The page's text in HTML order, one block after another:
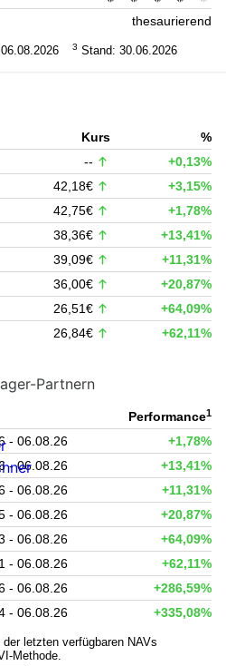
thesaurierend
3 Stand: 30.06.2026
Kurs
%
--
+0,13%
42,18€
+3,15%
42,75€
+1,78%
38,36€
+13,41%
39,09€
+11,31%
36,00€
+20,87%
26,51€
+64,09%
26,84€ +62,11%
Performance1
- 06.08.26
+1,78%
- 06.08.26
+13,41%
- 06.08.26
+11,31%
- 06.08.26
+20,87%
- 06.08.26
+64,09%
- 06.08.26
+62,11%
- 06.08.26
+286,59%
- 06.08.26 +335,08%
letzten verfügbaren NAVs
Methode.
Partnern